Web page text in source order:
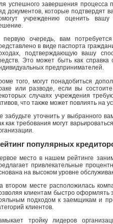
успешного завершения процесса
документов, которые подтвердят
учреждению оценить вашу
первую очередь, вам
в виде паспорта
подтверждающую вашу
Это может быть как
предпринимателей.
того, могут понадобиться
или разводе, если вы
случаях учреждения
что также может повлиять на
забудьте уточнить у выбранного
как требования могут
популярных
место в нашем рейтинге
привлекательные
на высоком уровне
втором месте расположилась
клиентам быстро оформлять
подходом к заемщикам и
клиентов.
тройку лидеров